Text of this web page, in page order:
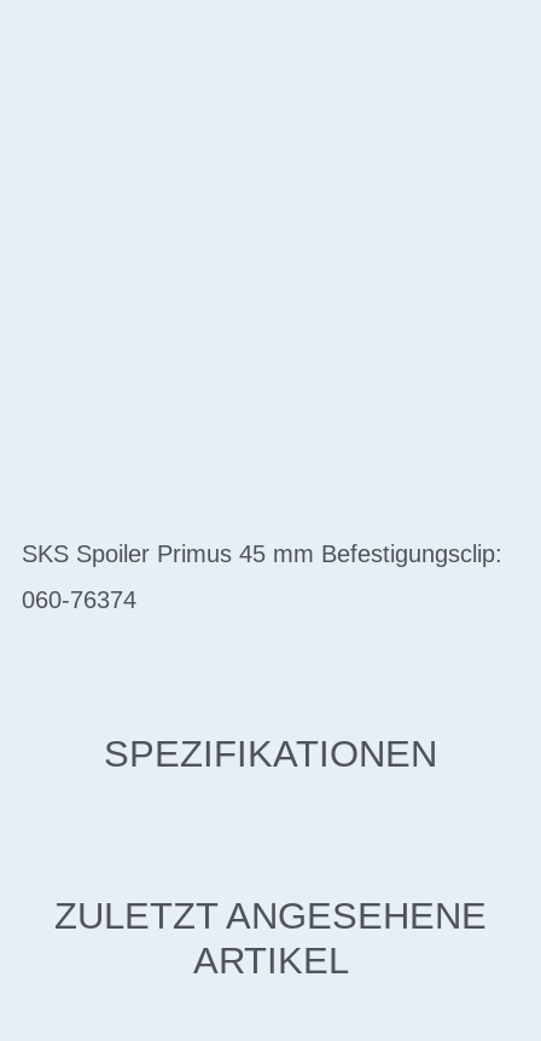
SKS Spoiler Primus 45 mm Befestigungsclip:
060-76374
SPEZIFIKATIONEN
ZULETZT ANGESEHENE
ARTIKEL